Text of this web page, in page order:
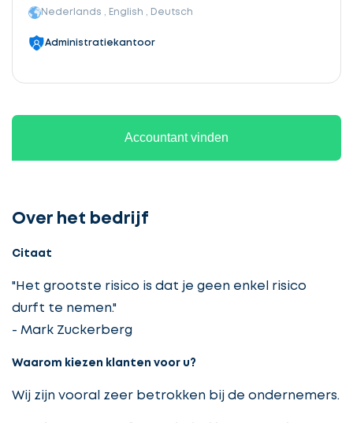
Nederlands , English , Deutsch
Administratiekantoor
Accountant vinden
Over het bedrijf
Citaat
"Het grootste risico is dat je geen enkel risico
durft te nemen."
- Mark Zuckerberg
Waarom kiezen klanten voor u?
Wij zijn vooral zeer betrokken bij de ondernemers.